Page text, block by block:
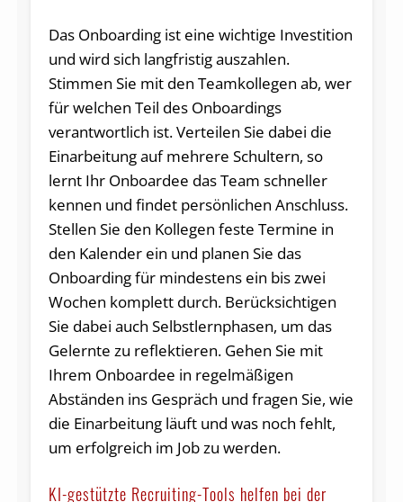
Das Onboarding ist eine wichtige Investition
und wird sich langfristig auszahlen.
Stimmen Sie mit den Teamkollegen ab, wer
für welchen Teil des Onboardings
verantwortlich ist. Verteilen Sie dabei die
Einarbeitung auf mehrere Schultern, so
lernt Ihr Onboardee das Team schneller
kennen und findet persönlichen Anschluss.
Stellen Sie den Kollegen feste Termine in
den Kalender ein und planen Sie das
Onboarding für mindestens ein bis zwei
Wochen komplett durch. Berücksichtigen
Sie dabei auch Selbstlernphasen, um das
Gelernte zu reflektieren. Gehen Sie mit
Ihrem Onboardee in regelmäßigen
Abständen ins Gespräch und fragen Sie, wie
die Einarbeitung läuft und was noch fehlt,
um erfolgreich im Job zu werden.
KI-gestützte Recruiting-Tools helfen bei der